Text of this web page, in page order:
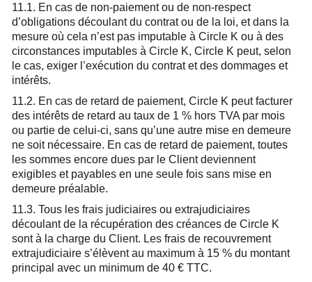
11.1. En cas de non-paiement ou de non-respect
d’obligations découlant du contrat ou de la loi, et dans la
mesure où cela n’est pas imputable à Circle K ou à des
circonstances imputables à Circle K, Circle K peut, selon
le cas, exiger l’exécution du contrat et des dommages et
intérêts.
11.2. En cas de retard de paiement, Circle K peut facturer
des intérêts de retard au taux de 1 % hors TVA par mois
ou partie de celui-ci, sans qu’une autre mise en demeure
ne soit nécessaire. En cas de retard de paiement, toutes
les sommes encore dues par le Client deviennent
exigibles et payables en une seule fois sans mise en
demeure préalable.
11.3. Tous les frais judiciaires ou extrajudiciaires
découlant de la récupération des créances de Circle K
sont à la charge du Client. Les frais de recouvrement
extrajudiciaire s’élèvent au maximum à 15 % du montant
principal avec un minimum de 40 € TTC.